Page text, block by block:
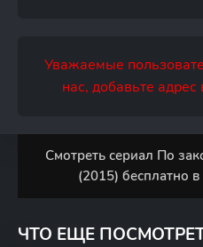
Уважаемые
нас, добавьте
Смотреть сериал По
(2015) бесплатно
ЧТО ЕЩЕ